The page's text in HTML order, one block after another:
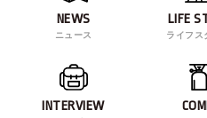
NEWS
ニュース
LIFE
ライフス
INTERVIEW